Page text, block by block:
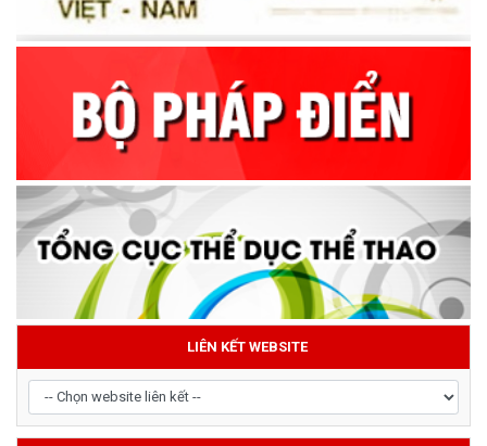
LIÊN KẾT WEBSITE